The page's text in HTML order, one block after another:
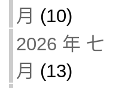
月 (10)
2026 年 七
月 (13)